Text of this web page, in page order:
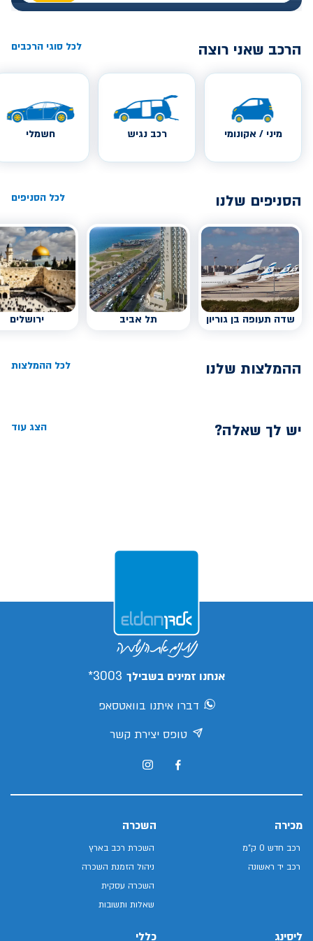
הרכב שאני רוצה לכל סוגי הרכבים
מיני / אקונומי רכב נגיש חשמלי
הסניפים שלנו לכל הסניפים
שדה תעופה בן גוריון תל אביב ירושלים
ההמלצות שלנו לכל ההמלצות
יש לך שאלה? הצג עוד
אנחנו זמינים בשבילך 3003*
דברו איתנו בוואטסאפ
טופס יצירת קשר
מכירה
רכב חדש 0 ק"מ
רכב יד ראשונה
השכרה
השכרת רכב בארץ
ניהול הזמנת השכרה
השכרה עסקית
שאלות ותשובות
ליסינג כללי